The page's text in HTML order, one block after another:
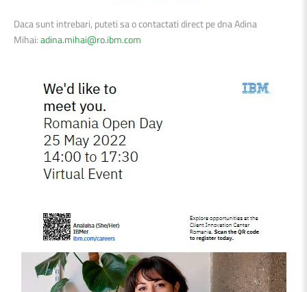
Daca sunt intrebari, puteti sa o contactati direct pe dna Adina
Mihai:adina.mihai@ro.ibm.com